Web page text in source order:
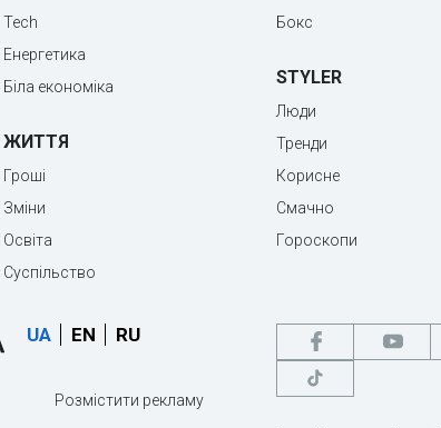
Tech
Енергетика
Біла економіка
ЖИТТЯ
Гроші
Зміни
Освіта
Суспільство
Бокс
STYLER
Люди
Тренди
Корисне
Смачно
Гороскопи
UA EN RU
Розмістити рекламу